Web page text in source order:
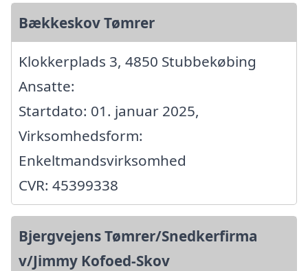
Bækkeskov Tømrer
Klokkerplads 3, 4850 Stubbekøbing
Ansatte:
Startdato: 01. januar 2025,
Virksomhedsform:
Enkeltmandsvirksomhed
CVR: 45399338
Bjergvejens Tømrer/Snedkerfirma
v/Jimmy Kofoed-Skov